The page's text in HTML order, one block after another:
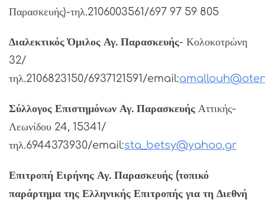
Παρασκευής)-τηλ.2106003561/697 97 59 805
Διαλεκτικός Όμιλος Αγ. Παρασκευής- Κολοκοτρώνη
32/
τηλ.2106823150/6937121591/email:
Σύλλογος Επιστημόνων Αγ. Παρασκευής Αττικής-
Λεωνίδου 24, 15341/
τηλ.6944373930/email:sta_betsy@yahoo.gr
Επιτροπή Ειρήνης Αγ. Παρασκευής (τοπικό
παράρτημα της Ελληνικής Επιτροπής για τη Διεθνή